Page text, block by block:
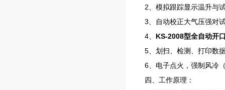
2、模拟跟踪显示温升与
3、自动校正大气压强对
4、 KS-2008型全自动开
5、划扫、检测、打印数
6、电子点火，强制风冷
四、工作原理：